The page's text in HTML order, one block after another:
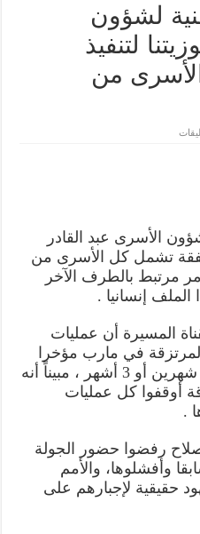
لشؤون
لتنفيذ
من
لتنفيذ
صفقة
تشمل
الأسرى
من
الطرفين
الأسرى عبد القادر
تشمل كل الأسرى من
مرتبط بالطرف الآخر
إنسانيا .
المسيرة أن عمليات
المرتزقة في مارب مؤخرا
كان قد تم الاتفاق عليها قبل شهرين أو 3 أشهر ، مبيناً أنه
أوقفوا كل عمليات
.
رفضوا حضور الجولة
وأفشلوها، والأمم
حقيقية لإجبارهم على